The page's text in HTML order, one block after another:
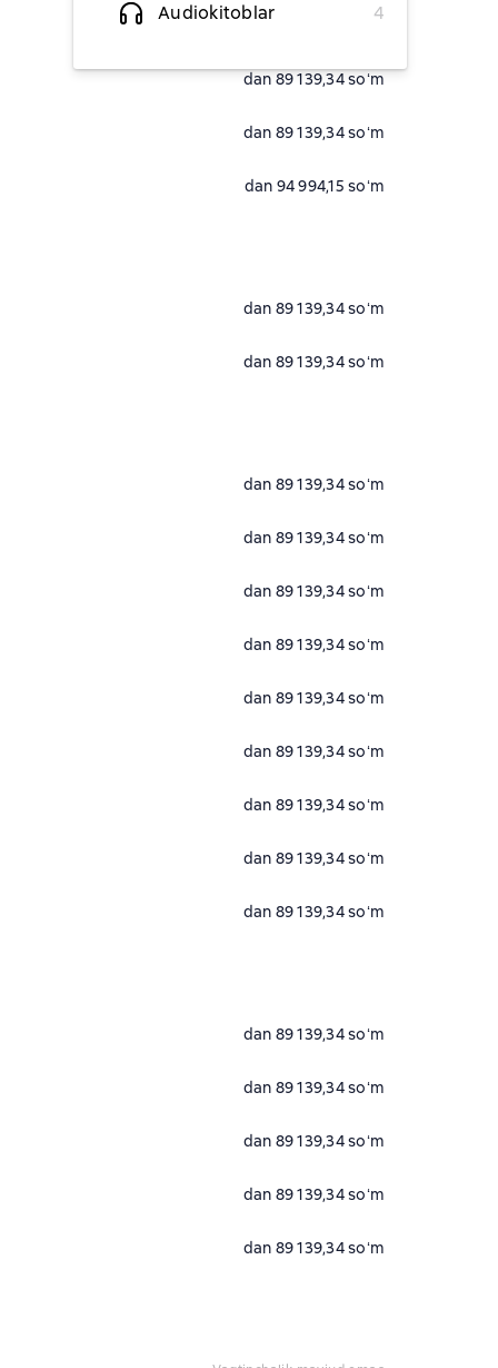
Audiokitoblar
4
dan 89 139,34 soʻm
dan 89 139,34 soʻm
dan 89 139,34 soʻm
dan 94 994,15 soʻm
dan 89 139,34 soʻm
dan 89 139,34 soʻm
dan 89 139,34 soʻm
dan 89 139,34 soʻm
dan 89 139,34 soʻm
dan 89 139,34 soʻm
dan 89 139,34 soʻm
dan 89 139,34 soʻm
dan 89 139,34 soʻm
dan 89 139,34 soʻm
dan 89 139,34 soʻm
dan 89 139,34 soʻm
dan 89 139,34 soʻm
dan 89 139,34 soʻm
dan 89 139,34 soʻm
dan 89 139,34 soʻm